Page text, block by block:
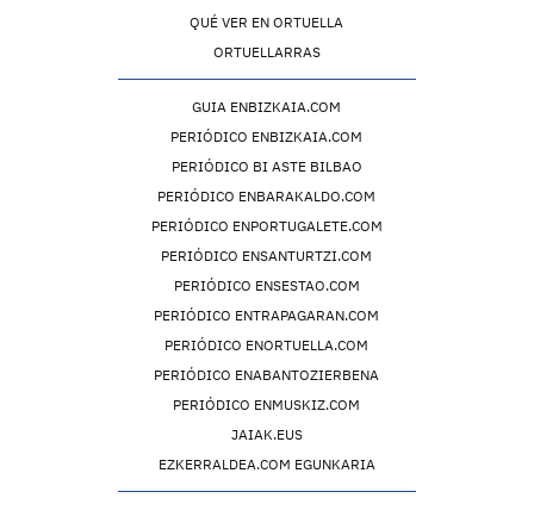
QUÉ VER EN ORTUELLA
ORTUELLARRAS
GUIA ENBIZKAIA.COM
PERIÓDICO ENBIZKAIA.COM
PERIÓDICO BI ASTE BILBAO
PERIÓDICO ENBARAKALDO.COM
PERIÓDICO ENPORTUGALETE.COM
PERIÓDICO ENSANTURTZI.COM
PERIÓDICO ENSESTAO.COM
PERIÓDICO ENTRAPAGARAN.COM
PERIÓDICO ENORTUELLA.COM
PERIÓDICO ENABANTOZIERBENA
PERIÓDICO ENMUSKIZ.COM
JAIAK.EUS
EZKERRALDEA.COM EGUNKARIA